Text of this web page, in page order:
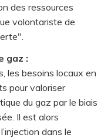
des ressources
volontariste de
gaz :
les besoins locaux en
pour valoriser
du gaz par le biais
Il est alors
dans le